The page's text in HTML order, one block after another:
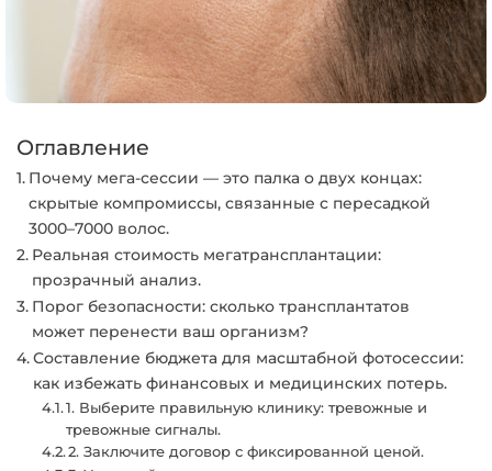
Оглавление
Почему мега-сессии — это палка о двух концах:
скрытые компромиссы, связанные с пересадкой
3000–7000 волос.
Реальная стоимость мегатрансплантации:
прозрачный анализ.
Порог безопасности: сколько трансплантатов
может перенести ваш организм?
Составление бюджета для масштабной фотосессии:
как избежать финансовых и медицинских потерь.
1. Выберите правильную клинику: тревожные и
тревожные сигналы.
2. Заключите договор с фиксированной ценой.